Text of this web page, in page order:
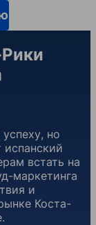
но
испанский
встать на
маркетинга
и
Коста-